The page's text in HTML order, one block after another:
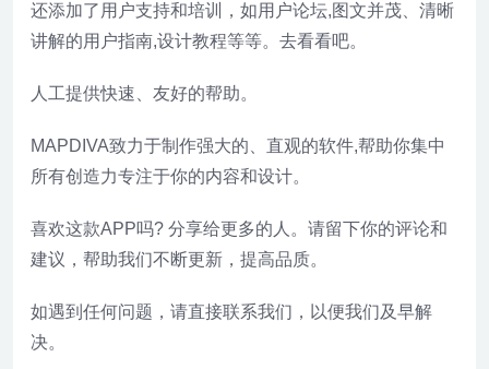
还添加了用户支持和培训，如用户论坛,图文并茂、清晰
讲解的用户指南,设计教程等等。去看看吧。
人工提供快速、友好的帮助。
MAPDIVA致力于制作强大的、直观的软件,帮助你集中
所有创造力专注于你的内容和设计。
喜欢这款APP吗? 分享给更多的人。请留下你的评论和
建议，帮助我们不断更新，提高品质。
如遇到任何问题，请直接联系我们，以便我们及早解
决。